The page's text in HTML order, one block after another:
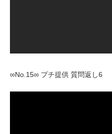
∞No.15∞ プチ提供 質問返し6